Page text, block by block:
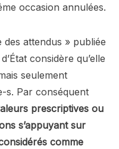
occasion annulées.
attendus » publiée
considère qu’elle
seulement
s. Par conséquent
prescriptives ou
s’appuyant sur
comme